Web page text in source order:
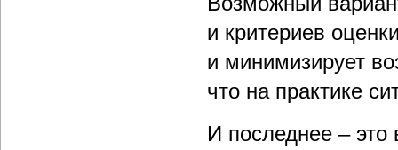
и критериев
и минимизирует
что на практике
И последнее –